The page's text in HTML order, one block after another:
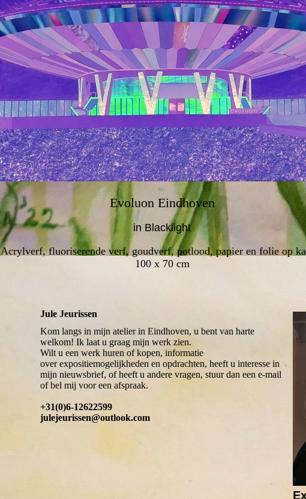
Evoluon Eindhoven
in Blacklight
Acrylverf, fluoriserende verf, goudverf, potlood, papier en folie op
100 x 70 cm
Jule Jeurissen
Kom langs in mijn atelier in Eindhoven, u bent van harte
welkom! Ik laat u graag mijn werk zien.
Wilt u een werk huren of kopen, informatie
over expositiemogelijkheden en opdrachten, heeft u interesse in
mijn nieuwsbrief, of heeft u andere vragen, stuur dan een e-mail
of bel mij voor een afspraak.
+31(0)6-12622599
julejeurissen@outlook.com